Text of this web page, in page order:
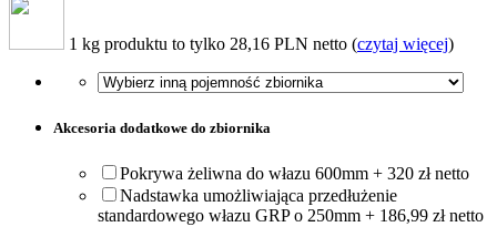
1 kg produktu to tylko 28,16 PLN netto (czytaj więcej)
Akcesoria dodatkowe do zbiornika
Pokrywa żeliwna do włazu 600mm + 320 zł netto
Nadstawka umożliwiająca przedłużenie
standardowego włazu GRP o 250mm + 186,99 zł netto